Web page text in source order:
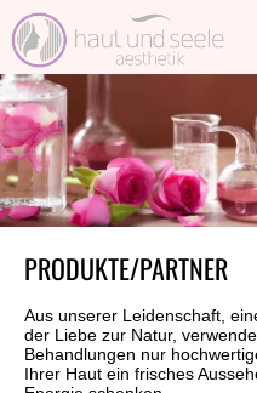
PRODUKTE/PARTNER
Aus unserer Leidenschaft,
der Liebe zur Natur,
Behandlungen nur
Ihrer Haut ein frisches